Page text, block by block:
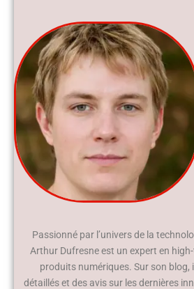
Passionné par l’univers de la
Arthur Dufresne est un expert en
produits numériques. Sur son blog,
détaillés et des avis sur les dernières